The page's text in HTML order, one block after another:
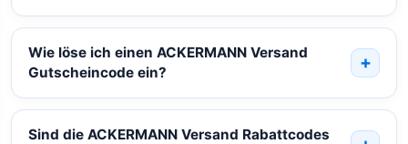
Wie löse ich einen ACKERMANN Versand
Gutscheincode ein?
Sind die ACKERMANN Versand Rabattcodes